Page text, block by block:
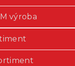
výroba